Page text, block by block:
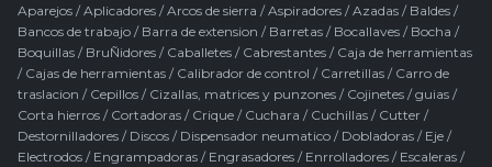
Aparejos /Aplicadores /Arcos de sierra /Aspiradores /Azadas / Baldes /
Bancos de trabajo / Barra de extension / Barretas / Bocallaves / Bocha /
Boquillas / BruÑidores / Caballetes / Cabrestantes / Caja de herramientas
/ Cajas de herramientas / Calibrador de control / Carretillas / Carro de
traslacion / Cepillos / Cizallas, matrices y punzones / Cojinetes / guias /
Corta hierros / Cortadoras / Crique / Cuchara / Cuchillas / Cutter /
Destornilladores / Discos / Dispensador neumatico / Dobladoras / Eje /
Electrodos / Engrampadoras / Engrasadores / Enrrolladores / Escaleras /